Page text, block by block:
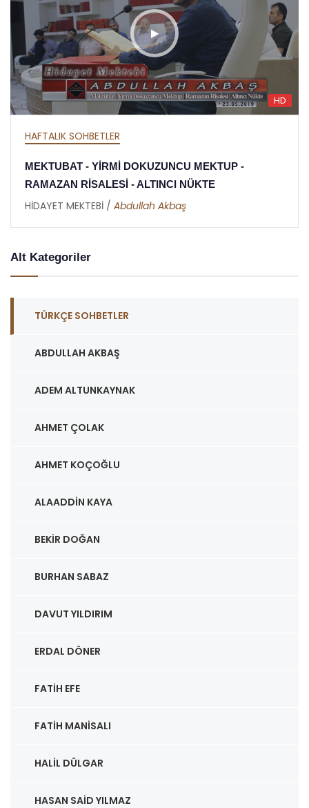
HD
HAFTALIK SOHBETLER
MEKTUBAT - YİRMİ DOKUZUNCU MEKTUP -
RAMAZAN RİSALESİ - ALTINCI NÜKTE
HİDAYET MEKTEBİ / Abdullah Akbaş
Alt Kategoriler
TÜRKÇE SOHBETLER
ABDULLAH AKBAŞ
ADEM ALTUNKAYNAK
AHMET ÇOLAK
AHMET KOÇOĞLU
ALAADDIN KAYA
BEKIR DOĞAN
BURHAN SABAZ
DAVUT YILDIRIM
ERDAL DÖNER
FATIH EFE
FATIH MANISALI
HALIL DÜLGAR
HASAN SAID YILMAZ